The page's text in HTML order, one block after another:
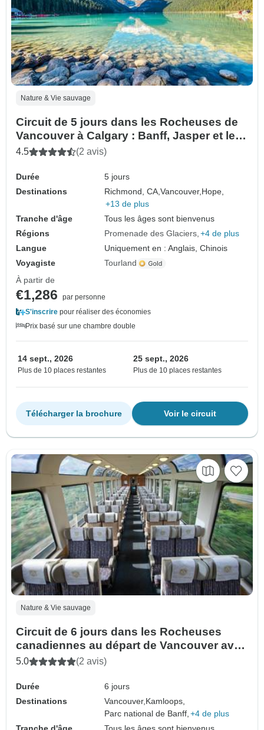
Nature & Vie sauvage
Circuit de 5 jours dans les Rocheuses de
Vancouver à Calgary : Banff, Jasper et les
lacs emblématiques
4.5 (2 avis)
Durée
5 jours
Destinations
Richmond, CA,Vancouver, Hope,
+13 de plus
Tranche d'âge
Tous les âges sont bienvenus
Régions
Promenade des Glaciers +4 de plus
Langue
Uniquement en : Anglais, Chinois
Voyagiste
Tourland
À partir de
€1,286
par personne
S'inscrire pour réaliser des économies
Prix basé sur une chambre double
14 sept., 2026
Plus de 10 places restantes
25 sept., 2026
Plus de 10 places restantes
Voir le circuit
Télécharger la brochure
Nature & Vie sauvage
Circuit de 6 jours dans les Rocheuses
canadiennes au départ de Vancouver avec
Rocky Mountaineer
5.0 (2 avis)
Durée
6 jours
Destinations
Vancouver,Kamloops,
Parc national de Banff, +4 de plus